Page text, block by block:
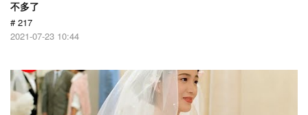
不多了
# 217
2021-07-23 10:44